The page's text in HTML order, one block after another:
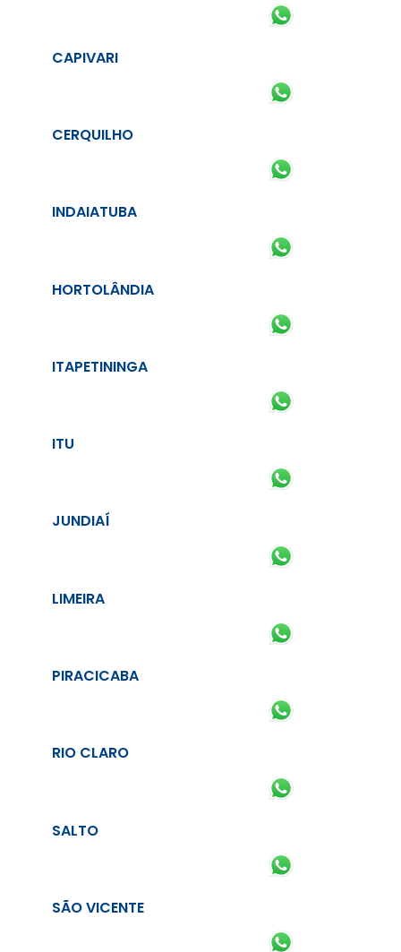
CAPIVARI
CERQUILHO
INDAIATUBA
HORTOLÂNDIA
ITAPETININGA
ITU
JUNDIAÍ
LIMEIRA
PIRACICABA
RIO CLARO
SALTO
SÃO VICENTE